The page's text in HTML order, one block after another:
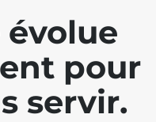
pour
servir.